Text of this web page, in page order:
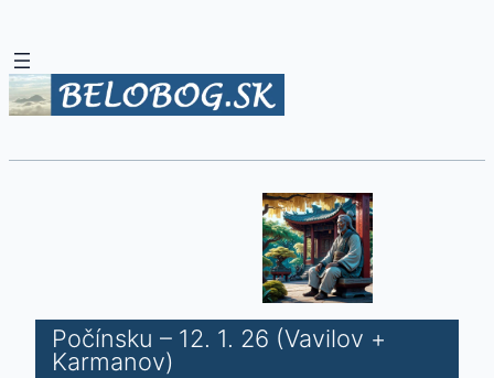
Počínsku – 12. 1. 26 (Vavilov +
Karmanov)